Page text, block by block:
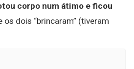
corpo num átimo e ficou
os dois “brincaram” (tiveram